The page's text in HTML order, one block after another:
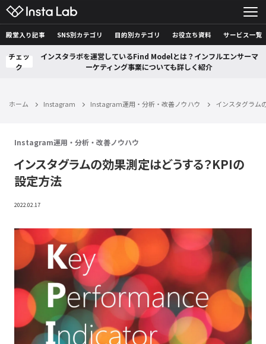
殿堂入り記事 SNS別カテゴリ 目的別カテゴリ お役立ち資料 サービス一覧
チェッ
ク
インスタラボを運営しているFind Modelとは？インフルエンサーマ
ーケティング事業についても詳しく紹介
ホーム Instagram Instagram運用・分析・改善ノウハウ インスタグラム
Instagram運用・分析・改善ノウハウ
インスタグラムの効果測定はどうする？KPIの
設定方法
2022.02.17